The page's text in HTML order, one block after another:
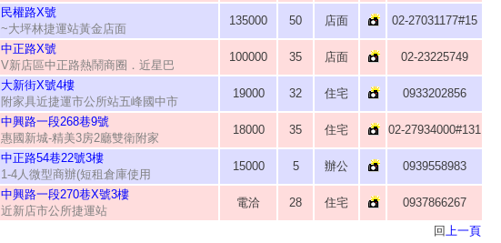
民權路X號
~大坪林捷運站黃金店面
135000 50 店面 02-27031177#15
中正路X號
V新店區中正路熱鬧商圈．近星巴
100000 35 店面 02-23225749
大新街X號4樓
附家具近捷運市公所站五峰國中市
19000 32 住宅 0933202856
中興路一段268巷9號
惠國新城-精美3房2廳雙衛附家
18000 35 住宅 02-27934000#131
中正路54巷22號3樓
1-4人微型商辦(短租倉庫使用
15000 5 辦公 0939558983
中興路一段270巷X號3樓
近新店市公所捷運站
電洽 28 住宅 0937866267
回上一頁